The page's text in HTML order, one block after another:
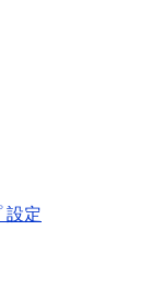
設定